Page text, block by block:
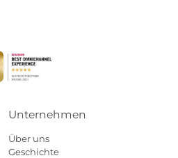
Unternehmen
Über uns
Geschichte